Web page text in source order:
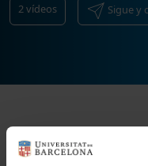
2vídeos Sigue y
Ordenar